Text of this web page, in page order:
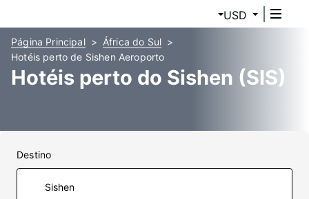
USD
Página Principal
África do Sul
Hotéis perto de Sishen Aeroporto
Hotéis perto do Sishen (SIS)
Destino